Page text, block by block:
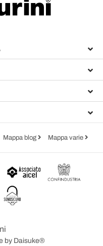
Mappa blog Mappa varie
by Daisuke®